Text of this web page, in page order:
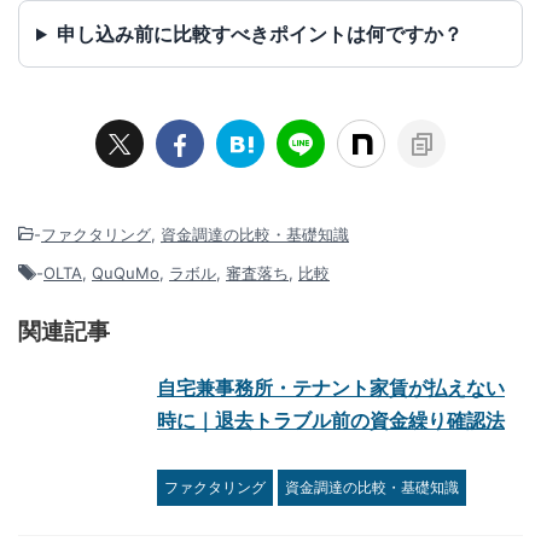
申し込み前に比較すべきポイントは何ですか？
-ファクタリング, 資金調達の比較・基礎知識
-OLTA, QuQuMo, ラボル, 審査落ち, 比較
関連記事
自宅兼事務所・テナント家賃が払えない
時に｜退去トラブル前の資金繰り確認法
ファクタリング 資金調達の比較・基礎知識